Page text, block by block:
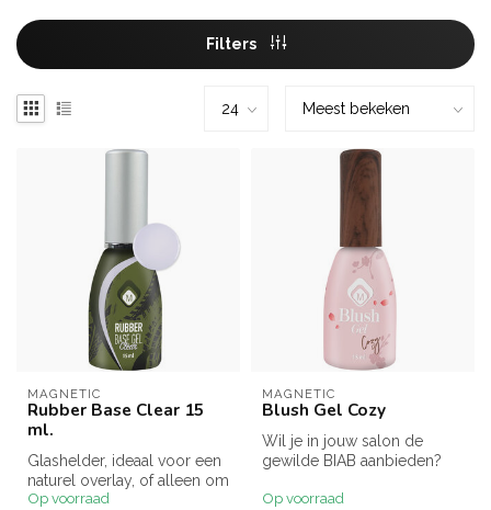
Filters
MAGNETIC
Rubber Base Clear 15
ml.
Glashelder, ideaal voor een
naturel overlay, of alleen om
als inpoetslaag onder...
Op voorraad
MAGNETIC
Blush Gel Cozy
Wil je in jouw salon de
gewilde BIAB aanbieden?
idea...
Op voorraad